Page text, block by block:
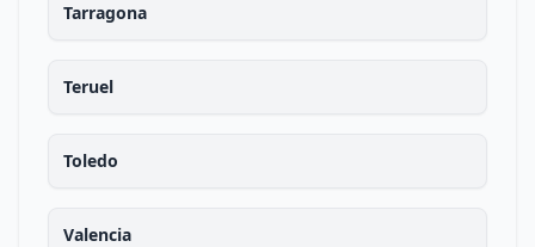
Tarragona
Teruel
Toledo
Valencia